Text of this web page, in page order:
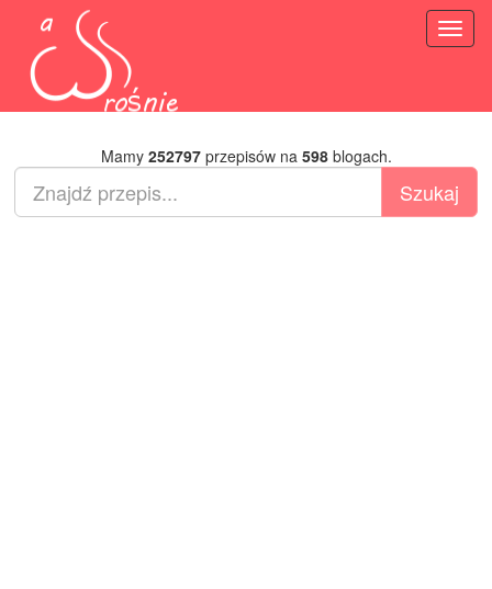
Mamy 252797przepisów na 598blogach.